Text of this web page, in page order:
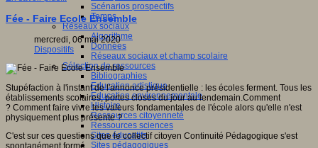
Scénarios prospectifs
Temps
Réseaux sociaux
Algorithme
Données
Réseaux sociaux et champ scolaire
Sélection de ressources
Bibliographies
Education artistique
Education environnementale
Histoire
Ressources citoyenneté
Ressources sciences
Sites éducatifs
Sites pédagogiques
Fée - Faire Ecole Ensemble
mercredi, 06 mai 2020
Dispositifs
Stupéfaction à l'instant de l'annonce présidentielle : les écoles ferment. Tous les
établissements scolaires, portes closes du jour au lendemain.Comment
? Comment faire vivre les valeurs fondamentales de l'école alors qu'elle n'est
physiquement plus présente ?
C'est sur ces questions que le collectif citoyen Continuité Pédagogique s'est
spontanément formé.